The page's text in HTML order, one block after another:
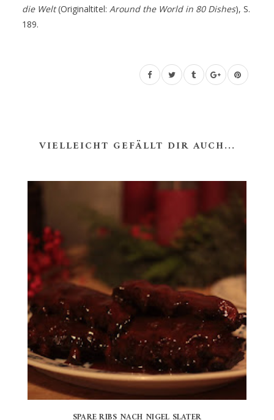
die Welt(Originaltitel: Around the World in 80 Dishes), S.
189.
VIELLEICHT GEFÄLLT DIR AUCH...
SPARE RIBS NACH NIGEL SLATER